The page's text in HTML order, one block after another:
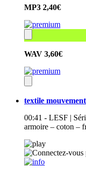
MP3 2,40€
WAV 3,60€
textile
00:41 - LESF |
armoire – coton –